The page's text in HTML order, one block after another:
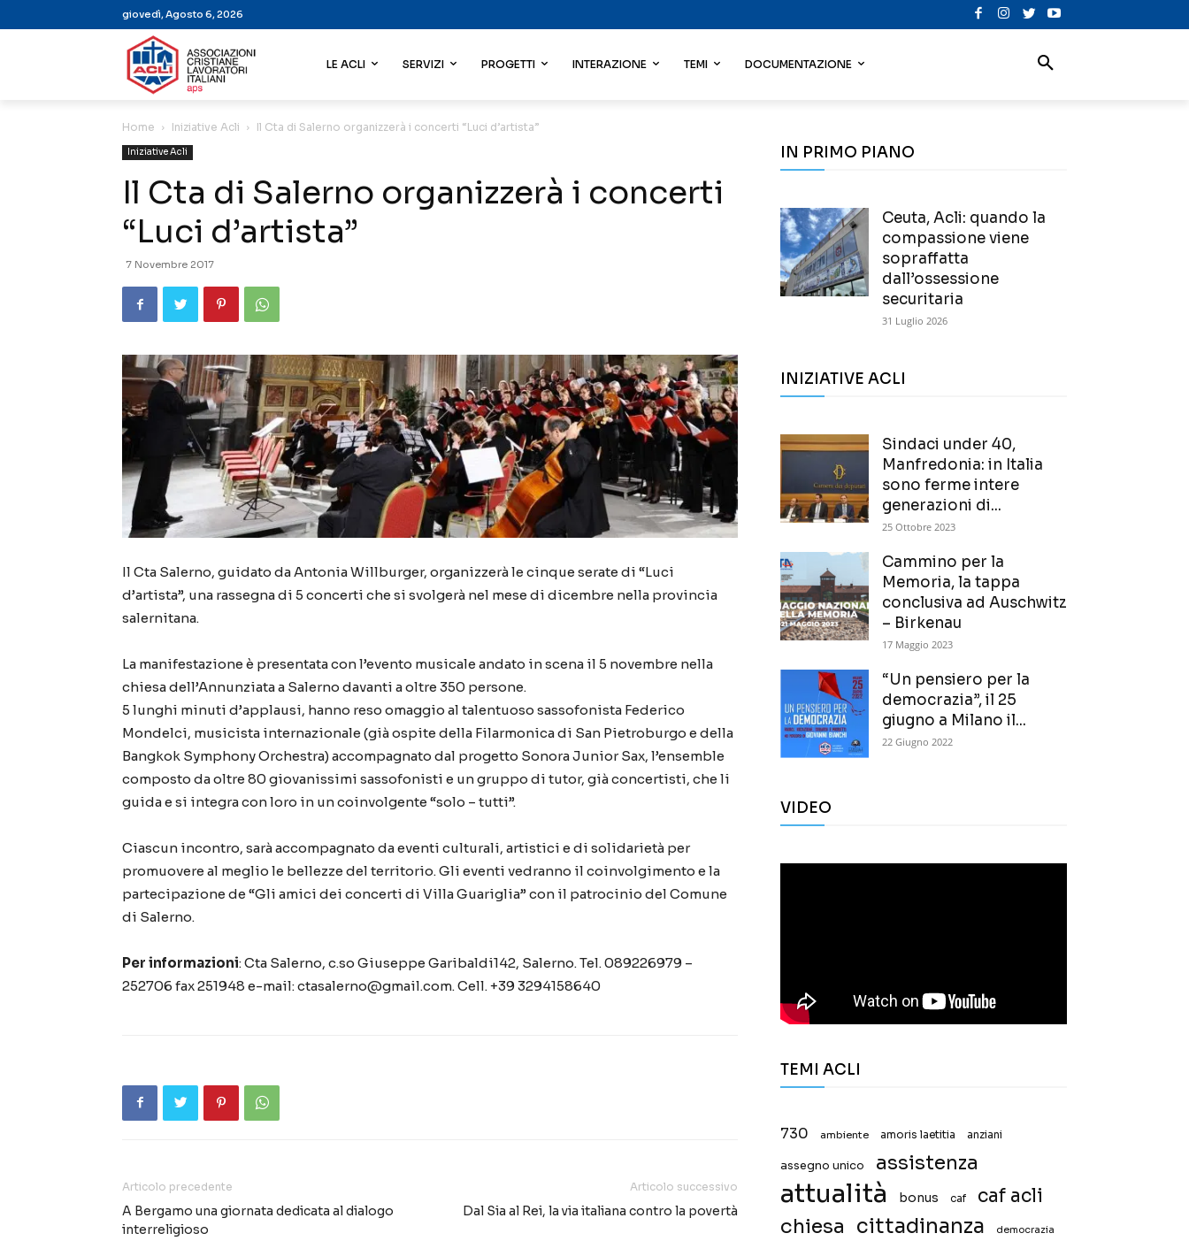
giovedì, Agosto 6, 2026
LE ACLI SERVIZI PROGETTI INTERAZIONE TEMI DOCUMENTAZIONE
Home Iniziative Acli Il Cta di Salerno organizzerà i concerti “Luci d’artista”
Iniziative Acli
Il Cta di Salerno organizzerà i concerti
“Luci d’artista”
7 Novembre 2017
Il Cta Salerno, guidato da Antonia Willburger, organizzerà le cinque serate di “Luci
d’artista”, una rassegna di 5 concerti che si svolgerà nel mese di dicembre nella provincia
salernitana.
La manifestazione è presentata con l’evento musicale andato in scena il 5 novembre nella
chiesa dell’Annunziata a Salerno davanti a oltre 350 persone.
5 lunghi minuti d’applausi, hanno reso omaggio al talentuoso sassofonista Federico
Mondelci, musicista internazionale (già ospite della Filarmonica di San Pietroburgo e della
Bangkok Symphony Orchestra) accompagnato dal progetto Sonora Junior Sax, l’ensemble
composto da oltre 80 giovanissimi sassofonisti e un gruppo di tutor, già concertisti, che li
guida e si integra con loro in un coinvolgente “solo – tutti”.
Ciascun incontro, sarà accompagnato da eventi culturali, artistici e di solidarietà per
promuovere al meglio le bellezze del territorio. Gli eventi vedranno il coinvolgimento e la
partecipazione de “Gli amici dei concerti di Villa Guariglia” con il patrocinio del Comune
di Salerno.
Per informazioni: Cta Salerno, c.so Giuseppe Garibaldi142, Salerno. Tel. 089226979 –
252706 fax 251948 e-mail: ctasalerno@gmail.com. Cell. +39 3294158640
Articolo precedente
A Bergamo una giornata dedicata al dialogo
interreligioso
Articolo successivo
Dal Sia al Rei, la via italiana contro la povertà
IN PRIMO PIANO
Ceuta, Acli: quando la
compassione viene
sopraffatta
dall’ossessione
securitaria
31 Luglio 2026
INIZIATIVE ACLI
Sindaci under 40,
Manfredonia: in Italia
sono ferme intere
generazioni di...
25 Ottobre 2023
Cammino per la
Memoria, la tappa
conclusiva ad Auschwitz
– Birkenau
17 Maggio 2023
“Un pensiero per la
democrazia”, il 25
giugno a Milano il...
22 Giugno 2022
VIDEO
TEMI ACLI
730 ambiente amoris laetitia anziani
assegno unico assistenza
attualità bonus caf caf acli
chiesa cittadinanza democrazia